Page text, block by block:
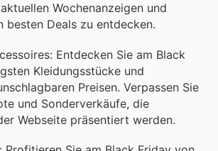
Wochenanzeigen und
besten Deals zu entdecken.
Entdecken Sie am Black
Kleidungsstücke und
Preisen. Verpassen Sie
und Sonderverkäufe, die
Webseite präsentiert werden.